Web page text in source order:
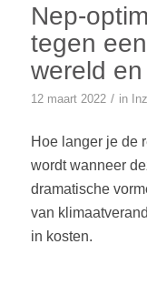
Nep-
tegen
wereld
12 maart 2022 / in
Hoe langer je de
wordt wanneer
dramatische
van
in kosten.